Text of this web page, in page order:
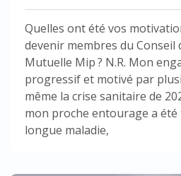
Quelles ont été vos
devenir membres du Conseil
Mutuelle Mip ? N.R. Mon
progressif et motivé par
même la crise sanitaire de
mon proche entourage a
longue maladie,